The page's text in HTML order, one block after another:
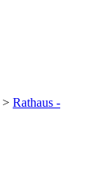
> Rathaus -